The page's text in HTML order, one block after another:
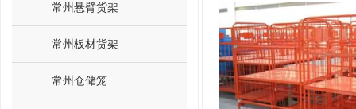
常州悬臂货架
常州板材货架
常州仓储笼